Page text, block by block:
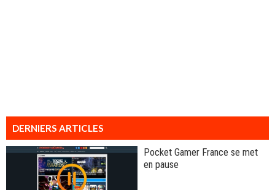
DERNIERS ARTICLES
Pocket Gamer France se met
en pause